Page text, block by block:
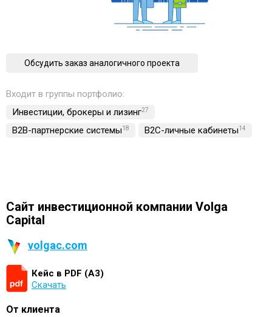
Обсудить заказ аналогичного проекта
Входит в группы портфолио:
Инвестиции, брокеры и лизинг27
B2B-партнерские системы18 B2C-личные кабинеты14
Сайт инвестиционной компании Volga
Capital
volgac.com
Кейс в PDF (А3)
Скачать
От клиента